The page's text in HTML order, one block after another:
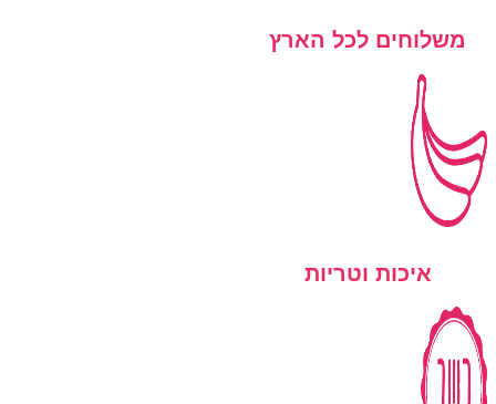
משלוחים לכל הארץ
איכות וטריות